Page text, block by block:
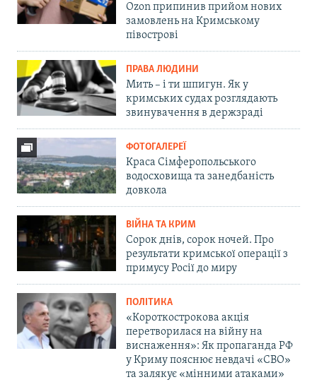
Ozon припинив прийом нових
замовлень на Кримському
півострові
ПРАВА ЛЮДИНИ
Мить – і ти шпигун. Як у
кримських судах розглядають
звинувачення в держзраді
ФОТОГАЛЕРЕЇ
Краса Сімферопольського
водосховища та занедбаність
довкола
ВІЙНА ТА КРИМ
Сорок днів, сорок ночей. Про
результати кримської операції з
примусу Росії до миру
ПОЛІТИКА
«Короткострокова акція
перетворилася на війну на
виснаження»: Як пропаганда РФ
у Криму пояснює невдачі «СВО»
та залякує «мінними атаками»